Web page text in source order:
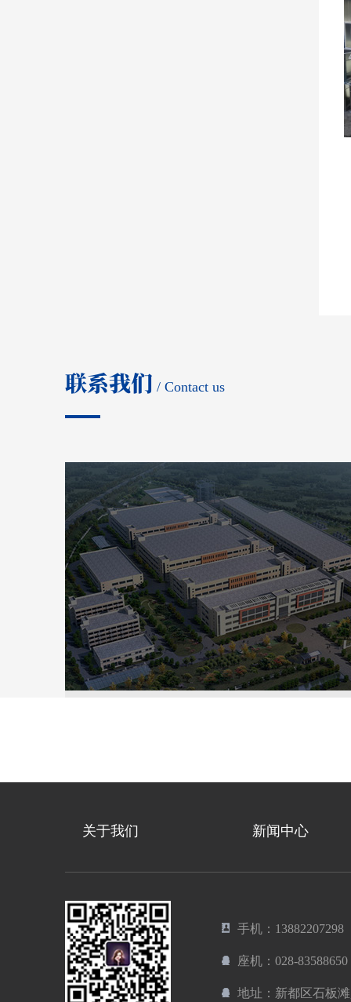
联系我们 / Contact us
关于我们 新闻中心
手机：13882207298
座机：028-83588650
地址：新都区石板